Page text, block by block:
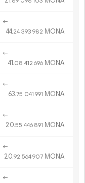
←
44.24 393 982 MONA
←
41.08 412 696 MONA
←
63.75 041 991 MONA
←
20.55 446 891 MONA
←
20.92 564907 MONA
←